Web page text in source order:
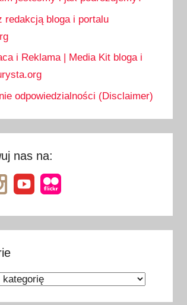
redakcją bloga i portalu
i Reklama | Media Kit bloga i
odpowiedzialności (Disclaimer)
nas na: